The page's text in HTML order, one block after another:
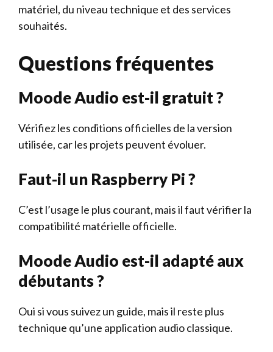
matériel, du niveau technique et des services
souhaités.
Questions fréquentes
Moode Audio est-il gratuit ?
Vérifiez les conditions officielles de la version
utilisée, car les projets peuvent évoluer.
Faut-il un Raspberry Pi ?
C’est l’usage le plus courant, mais il faut vérifier la
compatibilité matérielle officielle.
Moode Audio est-il adapté aux
débutants ?
Oui si vous suivez un guide, mais il reste plus
technique qu’une application audio classique.